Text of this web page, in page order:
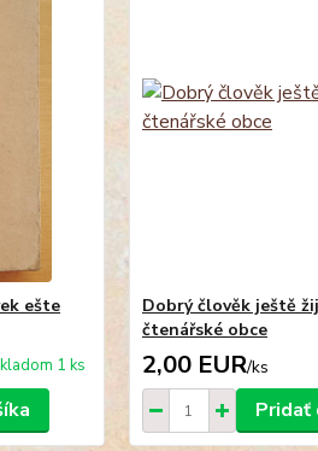
ešte
1 ks
Dobrý člověk ještě
čtenářské obce
2,00 EUR/ks
Pridať